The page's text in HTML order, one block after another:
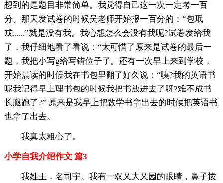
想到的是题目非常简单。我觉得自己这一次一定考一百
分。那天发试卷的时候吴老师开始报一百分的：“包珉
戎......”就是没有我。我心想怎么会没有我呢?试卷发给我
了，我仔细地看了看说：“太可惜了原来是试卷的最后一
题，我把小写g给写错位子了。还有一次早上来到学校，
开始晨读的时候我在书包里翻了好久说：“咦?我的英语书
呢我记得早上理书包的时候我把书放进去了呀?难不成书
长腿跑了?” 原来是我早上把数学书拿出去的时候把英语书
也拿了出去。
我真太粗心了。
小学自我介绍作文 篇3
我姓王，名司宇。我有一双又大又园的眼睛，鼻子拔